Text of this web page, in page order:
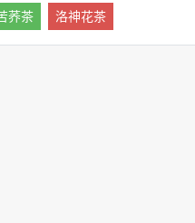
荞茶 洛神花茶